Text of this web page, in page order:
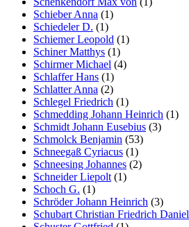
Schieber Anna (1)
Schiedeler D. (1)
Schiemer Leopold (1)
Schiner Matthys (1)
Schirmer Michael (4)
Schlaffer Hans (1)
Schlatter Anna (2)
Schlegel Friedrich (1)
Schmedding Johann Heinrich (1)
Schmidt Johann Eusebius (3)
Schmolck Benjamin (53)
Schneegaß Cyriacus (1)
Schneesing Johannes (2)
Schneider Liepolt (1)
Schoch G. (1)
Schröder Johann Heinrich (3)
Schubart Christian Friedrich Daniel